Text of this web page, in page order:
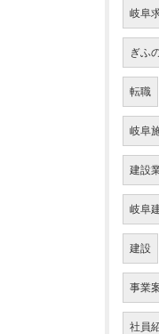
岐阜
ぎふ
転職
岐阜
建設
岐阜
建設
事業
社員